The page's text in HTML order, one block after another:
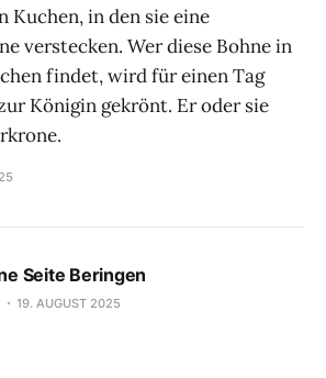
Kuchen, in den sie eine
verstecken. Wer diese Bohne in
findet, wird für einen Tag
Königin gekrönt. Er oder sie
Seite Beringen
19. AUGUST 2025